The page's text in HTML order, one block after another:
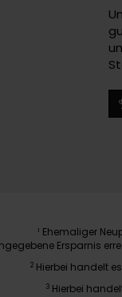
1 Ehemaliger
Ersparnis
2 Hierbei handelt
3 Hierbei